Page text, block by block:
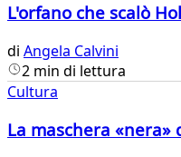
L'orfano che scalò
di Angela Calvini
2 min di lettura
Cultura
La maschera «nera»